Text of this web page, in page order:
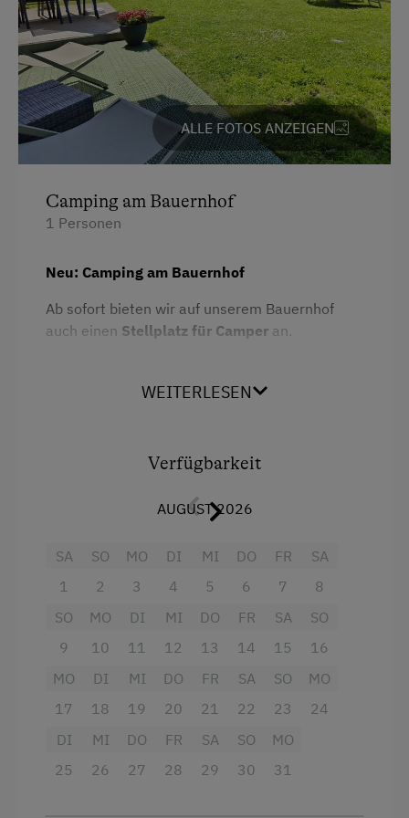
Ausstattung
Backofen
Balkon/Terrasse
Fernseher
Eierkocher
Garten
Haarföhn
Kaffeemaschine
Mikrowelle
Handtücher
Wasserkocher
Küchenausstattung
Aussicht auf eine Berglandschaft
ALLE FOTOS ANZEIGEN
Camping am Bauernhof
1 Personen
Neu: Camping am Bauernhof
Ab sofort bieten wir auf unserem Bauernhof
auch einen Stellplatz für Camper an.
Ferienwohnungshaus, direkt am Garten, und
die Ruhe der Natur genießen und entspannte
Als Camper-Gast steht Ihnen unser Garten
für gemütliche Abende in schöner Umgebung.
Ausstattung:
Gartennutzung inklusive Grill
Dusche und WC im Ferienwohnungshaus
WEITERLESEN
Verfügbarkeit
AUGUST 2026
SA
1
SO
2
MO
3
DI
4
MI
5
DO
6
FR
7
SA
8
SO
9
MO
10
DI
11
MI
12
DO
13
FR
14
SA
15
SO
16
MO
17
DI
18
MI
19
DO
20
FR
21
SA
22
SO
23
MO
24
DI
25
MI
26
DO
27
FR
28
SA
29
SO
30
MO
31